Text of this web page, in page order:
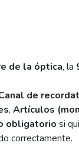
de la óptica, la
de
, Artículos
obligatorio si
correctamente.